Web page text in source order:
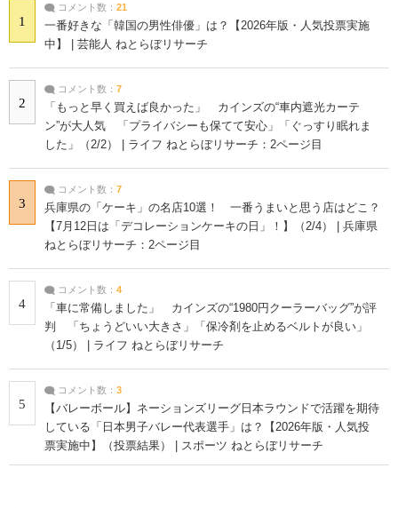
1
コメント数： 21
一番好きな「韓国の男性俳優」は？【2026年版・人気投票実施
中】 | 芸能人 ねとらぼリサーチ
2
コメント数： 7
「もっと早く買えば良かった」 カインズの“車内遮光カーテ
ン”が大人気 「プライバシーも保てて安心」「ぐっすり眠れま
した」（2/2） | ライフ ねとらぼリサーチ：2ページ目
3
コメント数： 7
兵庫県の「ケーキ」の名店10選！ 一番うまいと思う店はどこ？
【7月12日は「デコレーションケーキの日」！】（2/4） | 兵庫県
ねとらぼリサーチ：2ページ目
4
コメント数： 4
「車に常備しました」 カインズの“1980円クーラーバッグ”が評
判 「ちょうどいい大きさ」「保冷剤を止めるベルトが良い」
（1/5） | ライフ ねとらぼリサーチ
5
コメント数： 3
【バレーボール】ネーションズリーグ日本ラウンドで活躍を期待
している「日本男子バレー代表選手」は？【2026年版・人気投
票実施中】（投票結果） | スポーツ ねとらぼリサーチ